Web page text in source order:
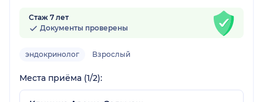
Стаж 7 лет
Документы проверены
эндокринолог Взрослый
Места приёма (1/2):